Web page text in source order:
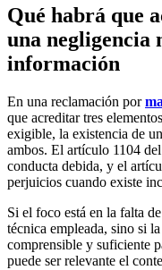
Qué habrá que
una negligencia
información
En una reclamación por
que acreditar tres
exigible, la existencia de
ambos. El artículo 1104
conducta debida, y el
perjuicios cuando existe
Si el foco está en la falta
técnica empleada, sino si
comprensible y suficiente
puede ser relevante el